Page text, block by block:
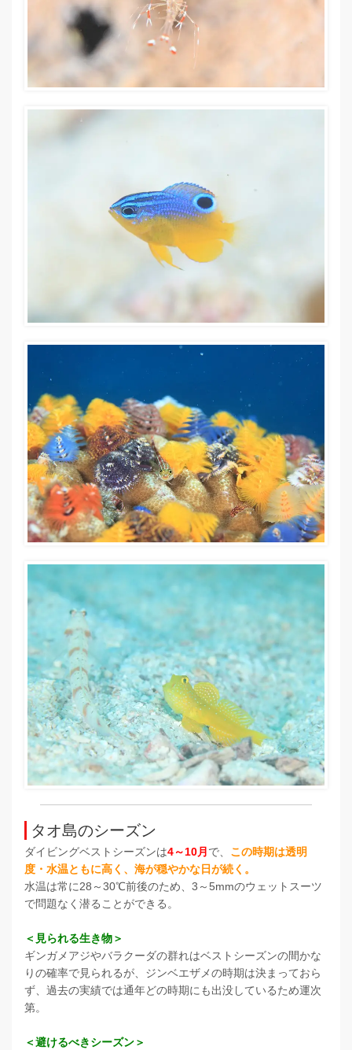
タオ島のシーズン
ダイビングベストシーズンは4～10月で、 この時期は透明
度・水温ともに高く、海が穏やかな日が続く。
水温は常に28～30℃前後のため、3～5mmのウェットスーツ
で問題なく潜ることができる。
＜見られる生き物＞
ギンガメアジやバラクーダの群れはベストシーズンの間かな
りの確率で見られるが、ジンベエザメの時期は決まっておら
ず、過去の実績では通年どの時期にも出没しているため運次
第。
＜避けるべきシーズン＞